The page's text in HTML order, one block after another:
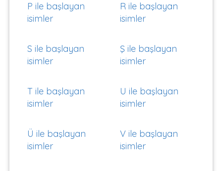
P ile başlayan
isimler
R ile başlayan
isimler
S ile başlayan
isimler
Ş ile başlayan
isimler
T ile başlayan
isimler
U ile başlayan
isimler
Ü ile başlayan
isimler
V ile başlayan
isimler